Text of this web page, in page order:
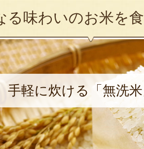
る味わいのお米を
手軽に炊ける「無洗